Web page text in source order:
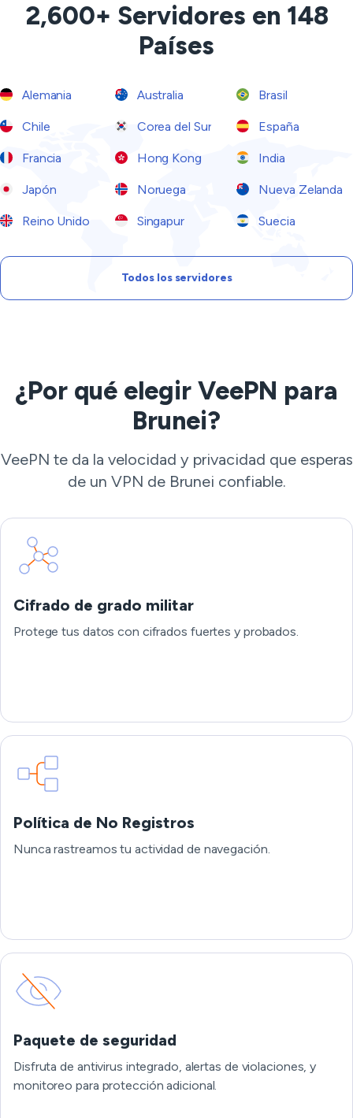
2,600+ Servidores en 148
Países
Alemania Australia Brasil
Chile Corea del Sur España
Francia Hong Kong India
Japón Noruega Nueva Zelanda
Reino Unido Singapur Suecia
Todos los servidores
¿Por qué elegir VeePN para
Brunei?
VeePN te da la velocidad y privacidad que esperas
de un VPN de Brunei confiable.
Cifrado de grado militar
Protege tus datos con cifrados fuertes y probados.
Política de No Registros
Nunca rastreamos tu actividad de navegación.
Paquete de seguridad
Disfruta de antivirus integrado, alertas de violaciones, y
monitoreo para protección adicional.